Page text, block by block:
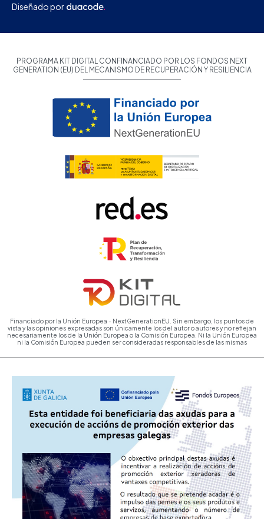
Diseñado por
PROGRAMA KIT DIGITAL CONFINANCIADO POR LOS FONDOS NEXT
GENERATION (EU) DEL MECANISMO DE RECUPERACIÓN Y RESILIENCIA
Financiado por la Unión Europea - NextGenerationEU. Sin embargo, los puntos de
vista y las opiniones expresadas son únicamente los del autor o autores y no reflejan
necesariamente los de la Unión Europea o la Comisión Europea. Ni la Unión Europea
ni la Comisión Europea pueden ser consideradas responsables de las mismas